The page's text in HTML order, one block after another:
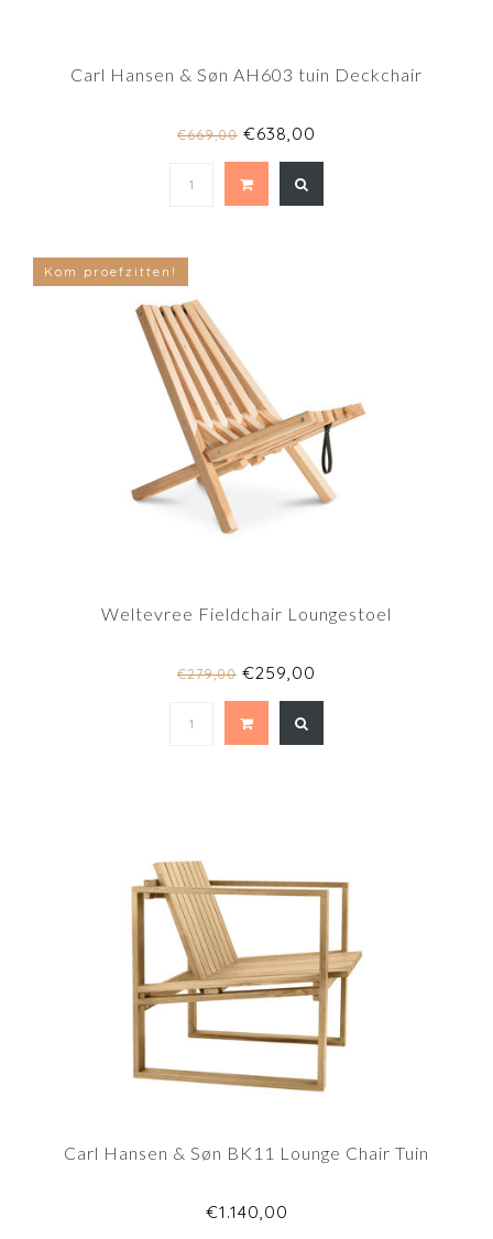
Carl Hansen & Søn AH603 tuin Deckchair
€669,00 €638,00
Kom proefzitten!
Weltevree Fieldchair Loungestoel
€279,00 €259,00
Carl Hansen & Søn BK11 Lounge Chair Tuin
€1.140,00